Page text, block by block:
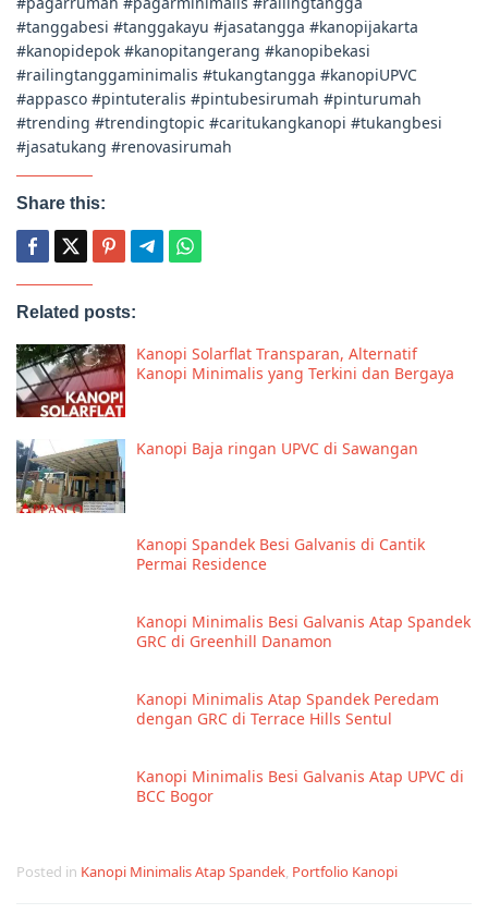
#tanggabesi #tanggakayu #jasatangga #kanopijakarta
#kanopidepok #kanopitangerang #kanopibekasi
#railingtanggaminimalis #tukangtangga #kanopiUPVC
#appasco #pintuteralis #pintubesirumah #pinturumah
#trending #trendingtopic #caritukangkanopi #tukangbesi
#jasatukang #renovasirumah
Share this:
Related posts:
Kanopi Solarflat Transparan, Alternatif
Kanopi Minimalis yang Terkini dan Bergaya
Kanopi Baja ringan UPVC di Sawangan
Kanopi Spandek Besi Galvanis di Cantik
Permai Residence
Kanopi Minimalis Besi Galvanis Atap Spandek
GRC di Greenhill Danamon
Kanopi Minimalis Atap Spandek Peredam
dengan GRC di Terrace Hills Sentul
Kanopi Minimalis Besi Galvanis Atap UPVC di
BCC Bogor
Posted in Kanopi Minimalis Atap Spandek, Portfolio Kanopi